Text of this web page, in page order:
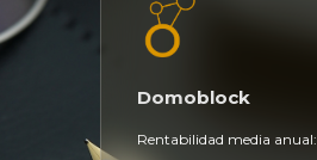
Domoblock
Rentabilidad media anual: